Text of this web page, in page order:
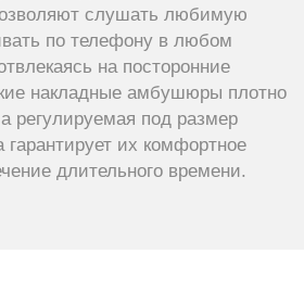
слушать любимую
по телефону в любом
на посторонние
накладные амбушюры плотно
регулируемая под размер
гарантирует их комфортное
длительного времени.